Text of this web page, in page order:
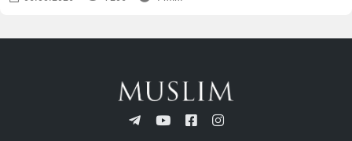
Ўзбекистон мусулмонлари идораси
Матбуот хизмати